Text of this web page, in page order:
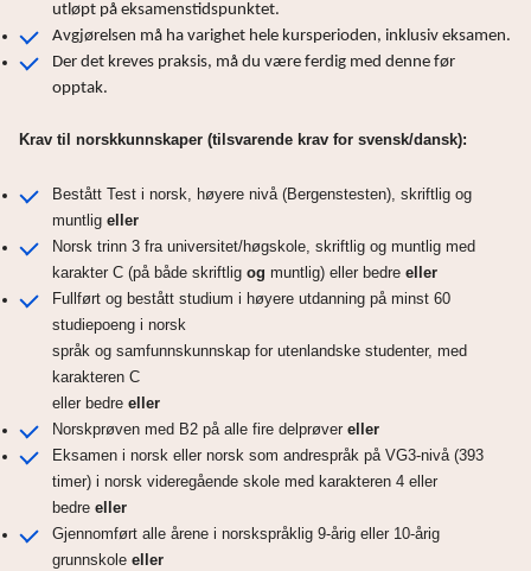
utløpt på eksamenstidspunktet.
Avgjørelsen må ha varighet hele kursperioden, inklusiv eksamen.
Der det kreves praksis, må du være ferdig med denne før
opptak.
Krav til norskkunnskaper (tilsvarende krav for svensk/dansk):
Bestått Test i norsk, høyere nivå (Bergenstesten), skriftlig og
muntlig eller
Norsk trinn 3 fra universitet/høgskole, skriftlig og muntlig med
karakter C (på både skriftlig og muntlig) eller bedre eller
Fullført og bestått studium i høyere utdanning på minst 60
studiepoeng i norsk
språk og samfunnskunnskap for utenlandske studenter, med
karakteren C
eller bedre eller
Norskprøven med B2 på alle fire delprøver eller
Eksamen i norsk eller norsk som andrespråk på VG3-nivå (393
timer) i norsk videregående skole med karakteren 4 eller
bedre eller
Gjennomført alle årene i norskspråklig 9-årig eller 10-årig
grunnskole eller